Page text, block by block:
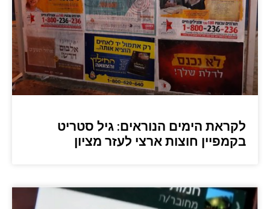
לקראת הימים הנוראים: גיל סטריט
בקמפיין חוצות ארצי לעזר מציון